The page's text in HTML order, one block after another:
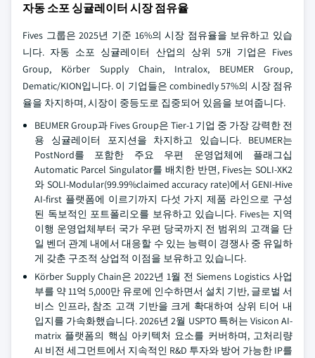
자동 소포 싱귤레이터 시장 점유율
Fives 그룹은 2025년 기준 16%의 시장 점유율을 보유하고 있습
니다. 자동 소포 싱귤레이터 산업의 상위 5개 기업은 Fives
Group, Körber Supply Chain, Intralox, BEUMER Group,
Dematic/KION입니다. 이 기업들은 combinedly 57%의 시장 점유
율을 차지하며, 시장이 중등도로 집중되어 있음을 보여줍니다.
BEUMER Group과 Fives Group은 Tier-1 기업 중 가장 강력한 전
용 싱귤레이터 포지션을 차지하고 있습니다. BEUMER는
PostNord를 포함한 주요 우편 운영업체에 플래그십
Automatic Parcel Singulator를 배치한 반면, Fives는 SOLI-XK2
와 SOLI-Modular(99.99%claimed accuracy rate)에서 GENI-Hive
AI-first 플랫폼에 이르기까지 다섯 가지 제품 라인으로 구성
된 독보적인 포트폴리오를 보유하고 있습니다. Fives는 지역
이행 운영업체부터 국가 우편 당국까지 전 범위의 고객을 단
일 벤더 관계 내에서 대응할 수 있는 능력이 경쟁사 중 유일하
게 갖춘 구조적 상업적 이점을 보유하고 있습니다.
Körber Supply Chain은 2022년 1월 전 Siemens Logistics 사업
부를 약 11억 5,000만 유로에 인수하면서 설치 기반, 글로벌 서
비스 인프라, 참조 고객 기반을 크게 확대하여 상위 티어 내
입지를 가속화했습니다. 2026년 2월 USPTO 특허는 Visicon AI-
matrix 플랫폼의 핵심 아키텍처 요소를 커버하며, 고처리량
AI 비전 세그먼트에서 지속적인 R&D 투자와 방어 가능한 IP를